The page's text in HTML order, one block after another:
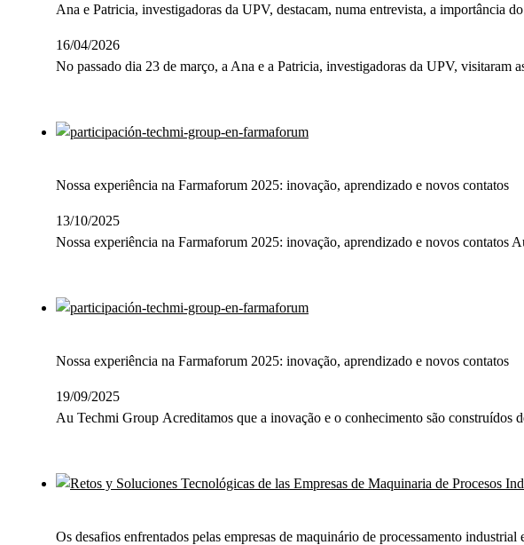
Ana e Patricia, investigadoras da UPV, destacam, numa entrevista, a importância
16/04/2026
No passado dia 23 de março, a Ana e a Patricia, investigadoras da UPV, visitaram
Nossa experiência na Farmaforum 2025: inovação, aprendizado e novos contatos
13/10/2025
Nossa experiência na Farmaforum 2025: inovação, aprendizado e novos
Nossa experiência na Farmaforum 2025: inovação, aprendizado e novos contatos
19/09/2025
Au Techmi Group Acreditamos que a inovação e o conhecimento são construídos
Os desafios enfrentados pelas empresas de maquinário de processamento industrial